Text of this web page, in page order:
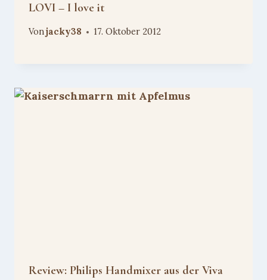
LOVI – I love it
Vonjacky38 17. Oktober 2012
Review: Philips Handmixer aus der Viva